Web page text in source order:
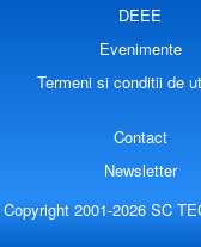
DEEE
Evenimente
Termeni si conditii de
Contact
Newsletter
Copyright 2001-2026 SC